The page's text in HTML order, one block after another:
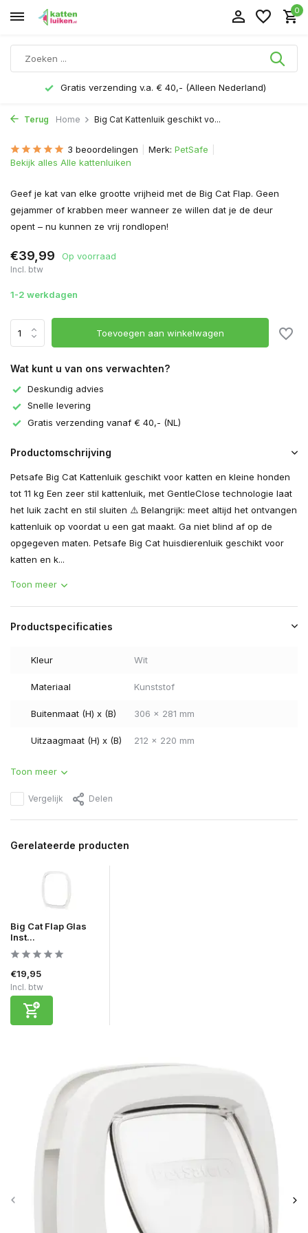
0
Gratis verzending v.a. € 40,- (Alleen Nederland)
Terug Home Big Cat Kattenluik geschikt vo...
3 beoordelingen Merk: PetSafe
Bekijk alles Alle kattenluiken
Geef je kat van elke grootte vrijheid met de Big Cat Flap. Geen
gejammer of krabben meer wanneer ze willen dat je de deur
opent – nu kunnen ze vrij rondlopen!
€39,99 Op voorraad
Incl. btw
1-2 werkdagen
Toevoegen aan winkelwagen
Wat kunt u van ons verwachten?
Deskundig advies
Snelle levering
Gratis verzending vanaf € 40,- (NL)
Productomschrijving
Petsafe Big Cat Kattenluik geschikt voor katten en kleine honden
tot 11 kg Een zeer stil kattenluik, met GentleClose technologie laat
het luik zacht en stil sluiten ⚠️ Belangrijk: meet altijd het ontvangen
kattenluik op voordat u een gat maakt. Ga niet blind af op de
opgegeven maten. Petsafe Big Cat huisdierenluik geschikt voor
katten en k...
Toon meer
Productspecificaties
Kleur Wit
Materiaal Kunststof
Buitenmaat (H) x (B) 306 x 281 mm
Uitzaagmaat (H) x (B) 212 x 220 mm
Toon meer
Vergelijk Delen
Gerelateerde producten
Big Cat Flap Glas
Inst...
€19,95
Incl. btw